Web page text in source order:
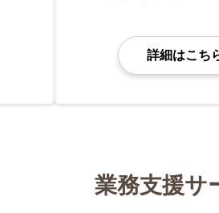
詳細はこち
業務支援サ